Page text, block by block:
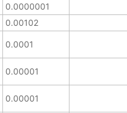
0.0000001
0.00102
0.0001
0.00001
0.00001